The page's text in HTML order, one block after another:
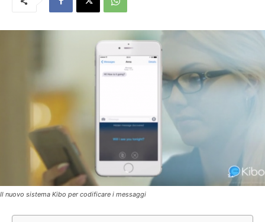
Il nuovo sistema Kibo per codificare i messaggi